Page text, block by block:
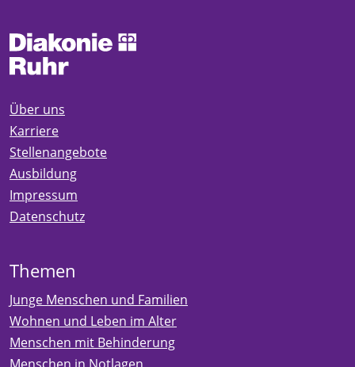
Über uns
Karriere
Stellenangebote
Ausbildung
Impressum
Datenschutz
Themen
Junge Menschen und Familien
Wohnen und Leben im Alter
Menschen mit Behinderung